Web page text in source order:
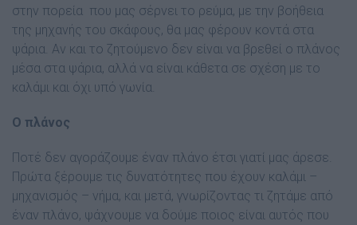
στην πορεία που μας σέρνει το ρεύμα, με την βοήθεια
της μηχανής του σκάφους, θα μας φέρουν κοντά στα
ψάρια. Αν και το ζητούμενο δεν είναι να βρεθεί ο πλάνος
μέσα στα ψάρια, αλλά να είναι κάθετα σε σχέση με το
καλάμι και όχι υπό γωνία.
Ο πλάνος
Ποτέ δεν αγοράζουμε έναν πλάνο έτσι γιατί μας άρεσε.
Πρώτα ξέρουμε τις δυνατότητες που έχουν καλάμι –
μηχανισμός – νήμα, και μετά, γνωρίζοντας τι ζητάμε από
έναν πλάνο, ψάχνουμε να δούμε ποιος είναι αυτός που